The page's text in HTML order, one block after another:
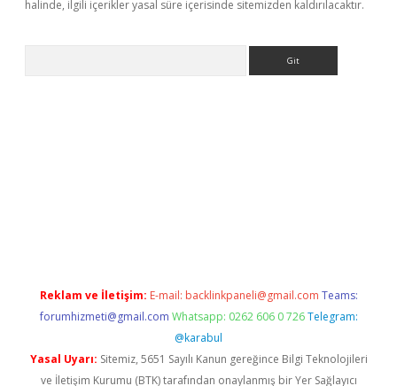
halinde, ilgili içerikler yasal süre içerisinde sitemizden kaldırılacaktır.
Reklam ve İletişim: E-mail: backlinkpaneli@gmail.com Teams:
forumhizmeti@gmail.com Whatsapp: 0262 606 0 726 Telegram:
@karabul
Yasal Uyarı: Sitemiz, 5651 Sayılı Kanun gereğince Bilgi Teknolojileri
ve İletişim Kurumu (BTK) tarafından onaylanmış bir Yer Sağlayıcı